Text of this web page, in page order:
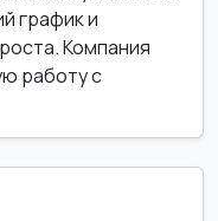
график и
Компания
работу с